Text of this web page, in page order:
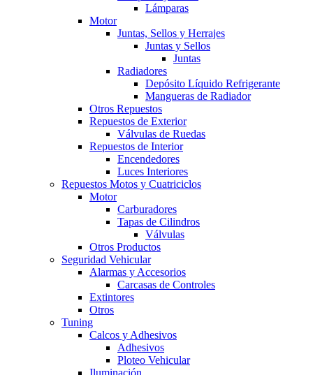
Lámparas
Motor
Juntas, Sellos y Herrajes
Juntas y Sellos
Juntas
Radiadores
Depósito Líquido Refrigerante
Mangueras de Radiador
Otros Repuestos
Repuestos de Exterior
Válvulas de Ruedas
Repuestos de Interior
Encendedores
Luces Interiores
Repuestos Motos y Cuatriciclos
Motor
Carburadores
Tapas de Cilindros
Válvulas
Otros Productos
Seguridad Vehicular
Alarmas y Accesorios
Carcasas de Controles
Extintores
Otros
Tuning
Calcos y Adhesivos
Adhesivos
Ploteo Vehicular